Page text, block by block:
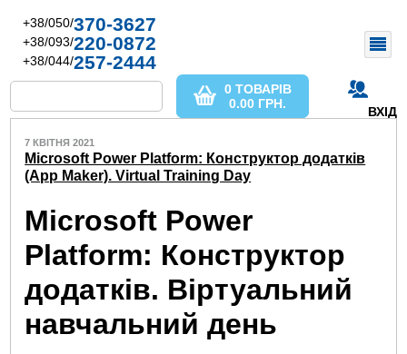
+38/050/370-3627
+38/093/220-0872
+38/044/257-2444
ВХІД
0 ТОВАРІВ
0.00 ГРН.
7 КВІТНЯ 2021
Microsoft Power Platform: Конструктор додатків
(App Maker). Virtual Training Day
Microsoft Power
Platform: Конструктор
додатків. Віртуальний
навчальний день